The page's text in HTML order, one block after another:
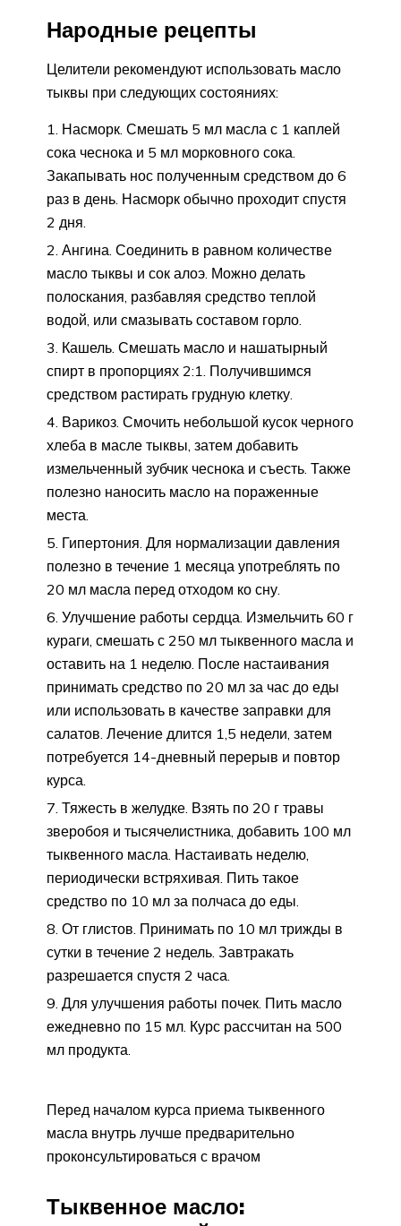
Народные рецепты
Целители рекомендуют использовать масло
тыквы при следующих состояниях:
Насморк. Смешать 5 мл масла с 1 каплей
сока чеснока и 5 мл морковного сока.
Закапывать нос полученным средством до 6
раз в день. Насморк обычно проходит спустя
2 дня.
Ангина. Соединить в равном количестве
масло тыквы и сок алоэ. Можно делать
полоскания, разбавляя средство теплой
водой, или смазывать составом горло.
Кашель. Смешать масло и нашатырный
спирт в пропорциях 2:1. Получившимся
средством растирать грудную клетку.
Варикоз. Смочить небольшой кусок черного
хлеба в масле тыквы, затем добавить
измельченный зубчик чеснока и съесть. Также
полезно наносить масло на пораженные
места.
Гипертония. Для нормализации давления
полезно в течение 1 месяца употреблять по
20 мл масла перед отходом ко сну.
Улучшение работы сердца. Измельчить 60 г
кураги, смешать с 250 мл тыквенного масла и
оставить на 1 неделю. После настаивания
принимать средство по 20 мл за час до еды
или использовать в качестве заправки для
салатов. Лечение длится 1,5 недели, затем
потребуется 14-дневный перерыв и повтор
курса.
Тяжесть в желудке. Взять по 20 г травы
зверобоя и тысячелистника, добавить 100 мл
тыквенного масла. Настаивать неделю,
периодически встряхивая. Пить такое
средство по 10 мл за полчаса до еды.
От глистов. Принимать по 10 мл трижды в
сутки в течение 2 недель. Завтракать
разрешается спустя 2 часа.
Для улучшения работы почек. Пить масло
ежедневно по 15 мл. Курс рассчитан на 500
мл продукта.
Перед началом курса приема тыквенного
масла внутрь лучше предварительно
проконсультироваться с врачом
Тыквенное масло: